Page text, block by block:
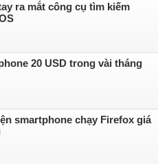
ra mắt công cụ tìm kiếm
20 USD trong vài tháng
smartphone chạy Firefox giá